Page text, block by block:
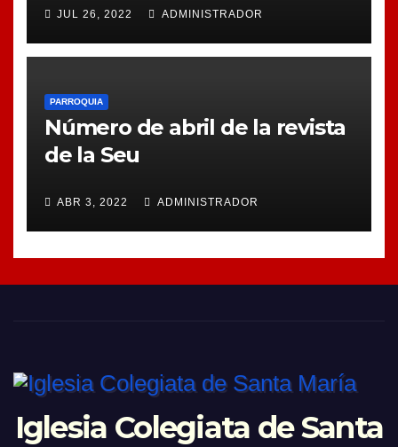
JUL 26, 2022 ADMINISTRADOR
PARROQUIA
Número de abril de la revista
de la Seu
ABR 3, 2022 ADMINISTRADOR
Iglesia Colegiata de Santa